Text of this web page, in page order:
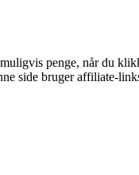
penge, når du
side bruger affiliate-